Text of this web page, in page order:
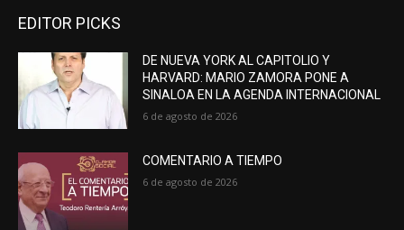
EDITOR PICKS
DE NUEVA YORK AL CAPITOLIO Y
HARVARD: MARIO ZAMORA PONE A
SINALOA EN LA AGENDA INTERNACIONAL
6 de agosto de 2026
COMENTARIO A TIEMPO
6 de agosto de 2026